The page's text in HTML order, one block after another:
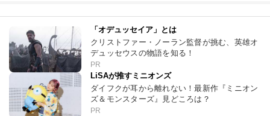
「オデュッセイア」とは
クリストファー・ノーラン監督が挑む、英雄オ
デュッセウスの物語を知る！
PR
LiSAが推すミニオンズ
ダイフクが耳から離れない！最新作『ミニオン
ズ＆モンスターズ』見どころは？
PR